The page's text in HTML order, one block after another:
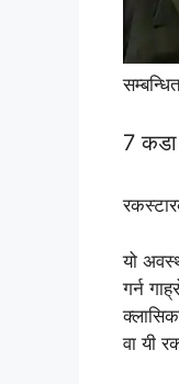
7
यो
गर्न
वा यी